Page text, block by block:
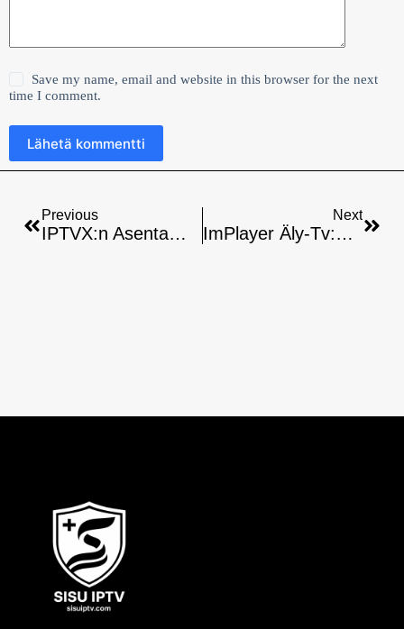
Save my name, email and website in this browser for the next
time I comment.
Lähetä kommentti
Previous
IPTVX:n Asentaminen Älytv:hen – Helppo Opas
Next
ImPlayer Äly-Tv:hen: Yksinkertaiset Asennusohjeet